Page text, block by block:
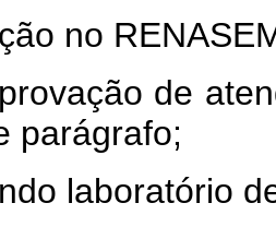
no
de
parágrafo;
laboratório de